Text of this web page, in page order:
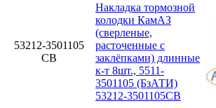
53212-3501105
СВ
Накладка тормозной
колодки КамАЗ
(сверленые,
расточенные с
заклёпками) длинные
к-т 8шт., 5511-
3501105 (БзАТИ)
53212-3501105СВ